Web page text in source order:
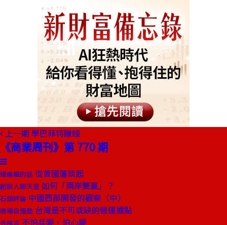
上一期 學巴菲特賺錢
《商業周刊》第 770 期
總編輯的話 從曾國藩談起
創辦人聊天室 如何「兩岸雙贏」？
石頭評論 中國西部開發的觀察（中）
商場自慢塾 台灣是不可或缺的營運據點
去梯言 不怕兵變，怕心變